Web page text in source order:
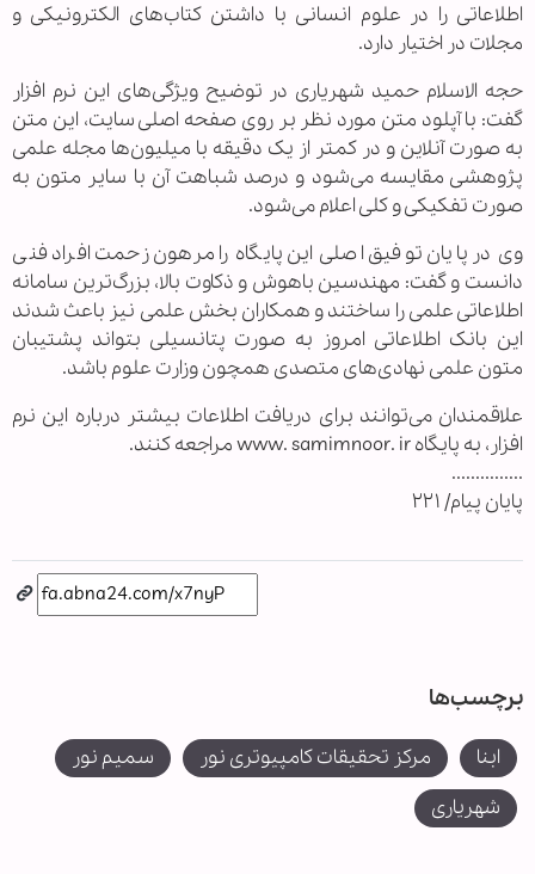
اطلاعاتی را در علوم انسانی با داشتن کتاب‌های الکترونیکی و
مجلات در اختیار دارد.
حجه الاسلام حمید شهریاری در توضیح ویژگی‌های این نرم افزار
گفت: با آپلود متن مورد نظر بر روی صفحه اصلی سایت، این متن
به صورت آنلاین و در کمتر از یک دقیقه با میلیون‌ها مجله علمی
پژوهشی مقایسه می‌شود و درصد شباهت آن با سایر متون به
صورت تفکیکی و کلی اعلام می‌شود.
وی در پایان توفیق اصلی این پایگاه را مرهون زحمت افراد فنی
دانست و گفت: مهندسین باهوش و ذکاوت بالا، بزرگ‌ترین سامانه
اطلاعاتی علمی را ساختند و همکاران بخش علمی نیز باعث شدند
این بانک اطلاعاتی امروز به صورت پتانسیلی بتواند پشتیبان
متون علمی نهادی‌های متصدی همچون وزارت علوم باشد.
علاقمندان می‌توانند برای دریافت اطلاعات بیشتر درباره این نرم
افزار، به پایگاه www. samimnoor. ir مراجعه کنند.
...............
پایان پیام/ ۲۲۱
برچسب‌ها
ابنا مرکز تحقیقات کامپیوتری نور
سمیم نور
شهریاری